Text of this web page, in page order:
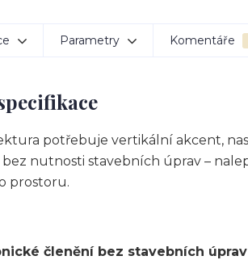
Parametry Komentáře
potřebuje vertikální akcent,
nutnosti stavebních úprav –
prostoru.
členění bez stavebních úprav